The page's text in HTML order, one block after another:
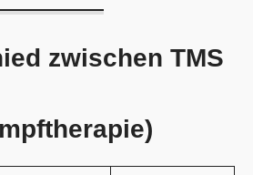
zwischen TMS